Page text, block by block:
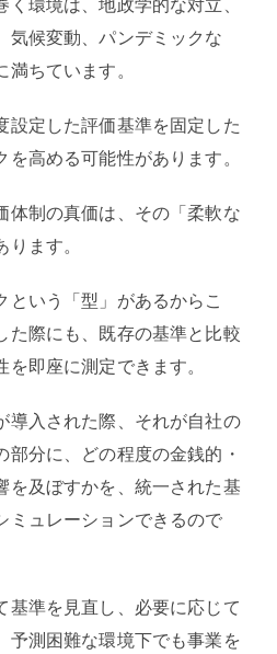
環境は、地政学的な対立、
気候変動、パンデミックな
満ちています。
設定した評価基準を固定した
を高める可能性があります。
体制の真価は、その「柔軟な
ります。
という「型」があるからこ
た際にも、既存の基準と比較
を即座に測定できます。
導入された際、それが自社の
部分に、どの程度の金銭的・
を及ぼすかを、統一された基
ミュレーションできるので
基準を見直し、必要に応じて
予測困難な環境下でも事業を